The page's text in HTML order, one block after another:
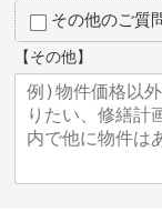
その他のご質
【その他】